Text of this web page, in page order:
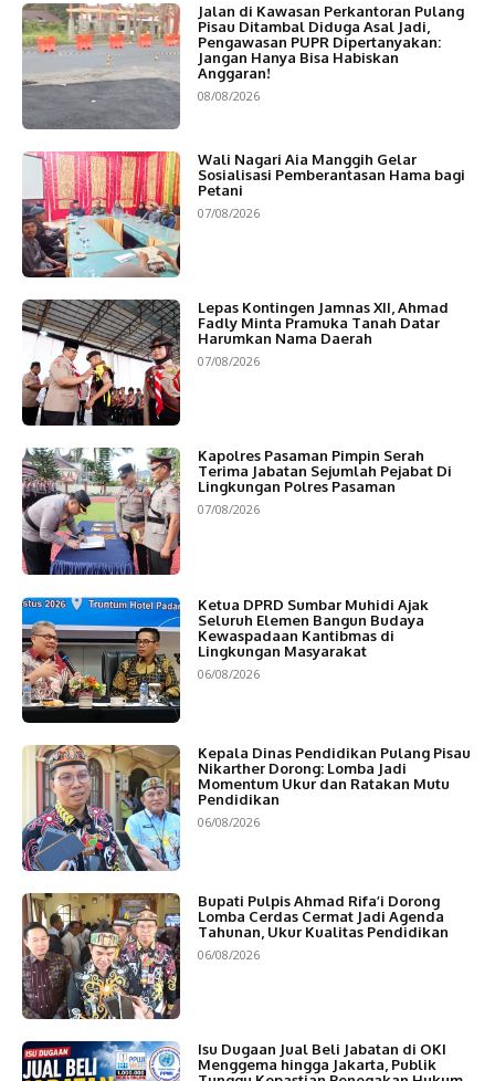
Jalan di Kawasan Perkantoran Pulang
Pisau Ditambal Diduga Asal Jadi,
Pengawasan PUPR Dipertanyakan:
Jangan Hanya Bisa Habiskan
Anggaran!
08/08/2026
Wali Nagari Aia Manggih Gelar
Sosialisasi Pemberantasan Hama bagi
Petani
07/08/2026
Lepas Kontingen Jamnas XII, Ahmad
Fadly Minta Pramuka Tanah Datar
Harumkan Nama Daerah
07/08/2026
Kapolres Pasaman Pimpin Serah
Terima Jabatan Sejumlah Pejabat Di
Lingkungan Polres Pasaman
07/08/2026
Ketua DPRD Sumbar Muhidi Ajak
Seluruh Elemen Bangun Budaya
Kewaspadaan Kantibmas di
Lingkungan Masyarakat
06/08/2026
Kepala Dinas Pendidikan Pulang Pisau
Nikarther Dorong: Lomba Jadi
Momentum Ukur dan Ratakan Mutu
Pendidikan
06/08/2026
Bupati Pulpis Ahmad Rifa’i Dorong
Lomba Cerdas Cermat Jadi Agenda
Tahunan, Ukur Kualitas Pendidikan
06/08/2026
Isu Dugaan Jual Beli Jabatan di OKI
Menggema hingga Jakarta, Publik